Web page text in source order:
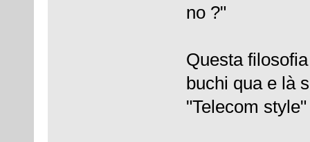
no ?"
Questa
buchi qua e là
"Telecom